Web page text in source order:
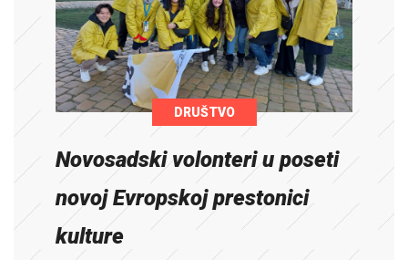
DRUŠTVO
Novosadski volonteri u poseti
novoj Evropskoj prestonici
kulture